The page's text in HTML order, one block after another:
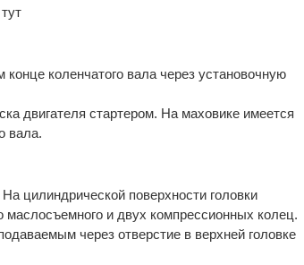
конце коленчатого вала через установочную
двигателя стартером. На маховике имеется
вала.
цилиндрической поверхности головки
и двух компрессионных колец.
через отверстие в верхней головке